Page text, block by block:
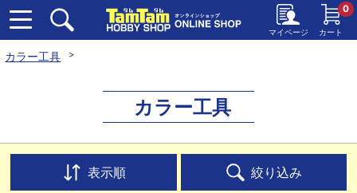
マイページ カート
0
カラー工具
カラー工具
表示順 絞り込み